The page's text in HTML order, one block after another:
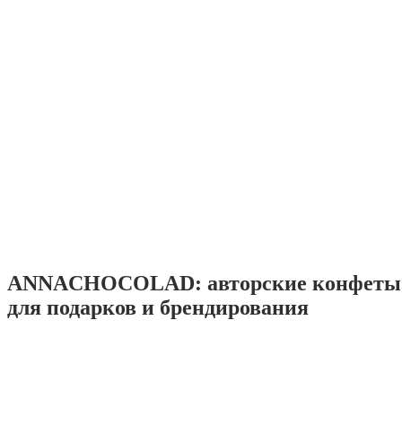
ANNACHOCOLAD: авторские
для подарков и брендирования